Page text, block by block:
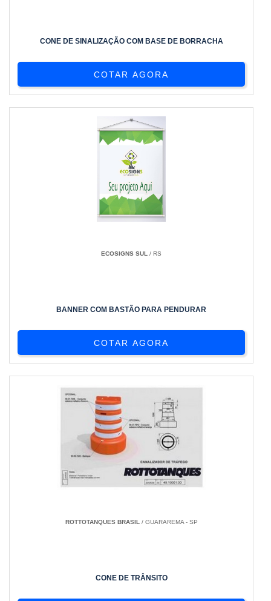
CONE DE SINALIZAÇÃO COM BASE DE BORRACHA
COTAR AGORA
ECOSIGNS SUL / RS
BANNER COM BASTÃO PARA PENDURAR
COTAR AGORA
ROTTOTANQUES BRASIL / GUARAREMA - SP
CONE DE TRÂNSITO